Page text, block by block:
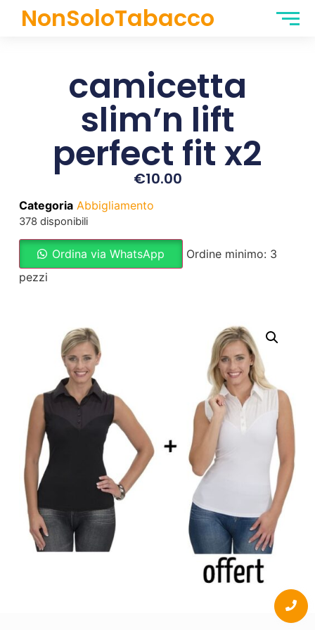
NonSoloTabacco
camicetta
slim’n lift
perfect fit x2
€10.00
Categoria Abbigliamento
378 disponibili
Ordina via WhatsApp
Ordine minimo: 3
pezzi